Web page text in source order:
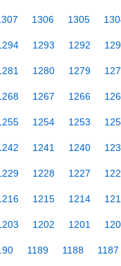
1306 1305
1293 1292
1280 1279
1267 1266
1254 1253
1241 1240
1228 1227
1215 1214
1202 1201
1189 1188 1187